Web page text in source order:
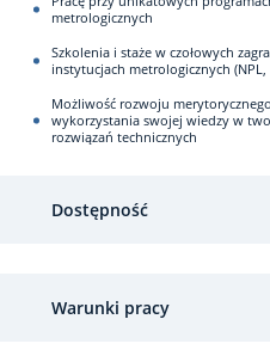
metrologicznych
Szkolenia i staże w czołowych
instytucjach metrologicznych (NPL,
Możliwość rozwoju
wykorzystania swojej wiedzy w
rozwiązań technicznych
Dostępność
Warunki pracy